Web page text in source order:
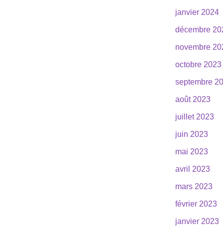
janvier 2024
décembre
novembre
octobre 2023
septembre
août 2023
juillet 2023
juin 2023
mai 2023
avril 2023
mars 2023
février 2023
janvier 2023